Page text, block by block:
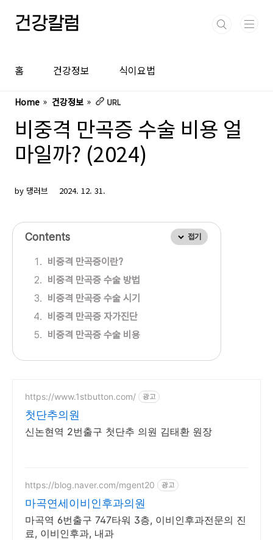
건강칼럼
홈 건강정보 식이요법
Home 건강정보
비중격 만곡증 수술 비용 얼
마일까? (2024)
by 댕러브 2024. 12. 31.
Contents 접기
비중격 만곡증이란?
비중격 만곡증 수술 방법
비중격 만곡증 수술 시기
비중격 만곡증 자가진단
비중격 만곡증 수술 비용
https://www.1stbutton.com/ 광고
첫단추의원
신논현역 2번출구 첫단추 의원 김태환 원장
https://blog.naver.com/mgent20 광고
마곡연세이비인후과의원
마곡역 6번출구 747타워 3층, 이비인후과전문의 진
료, 이비인후과, 내과